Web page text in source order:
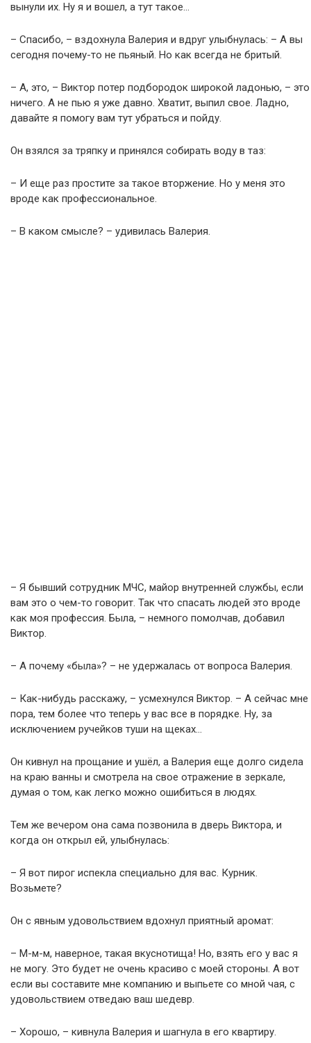
вынули их. Ну я и вошел, а тут такое…
– Спасибо, – вздохнула Валерия и вдруг улыбнулась: – А вы
сегодня почему-то не пьяный. Но как всегда не бритый.
– А, это, – Виктор потер подбородок широкой ладонью, – это
ничего. А не пью я уже давно. Хватит, выпил свое. Ладно,
давайте я помогу вам тут убраться и пойду.
Он взялся за тряпку и принялся собирать воду в таз:
– И еще раз простите за такое вторжение. Но у меня это
вроде как профессиональное.
– В каком смысле? – удивилась Валерия.
– Я бывший сотрудник МЧС, майор внутренней службы, если
вам это о чем-то говорит. Так что спасать людей это вроде
как моя профессия. Была, – немного помолчав, добавил
Виктор.
– А почему «была»? – не удержалась от вопроса Валерия.
– Как-нибудь расскажу, – усмехнулся Виктор. – А сейчас мне
пора, тем более что теперь у вас все в порядке. Ну, за
исключением ручейков туши на щеках…
Он кивнул на прощание и ушёл, а Валерия еще долго сидела
на краю ванны и смотрела на свое отражение в зеркале,
думая о том, как легко можно ошибиться в людях.
Тем же вечером она сама позвонила в дверь Виктора, и
когда он открыл ей, улыбнулась:
– Я вот пирог испекла специально для вас. Курник.
Возьмете?
Он с явным удовольствием вдохнул приятный аромат:
– М-м-м, наверное, такая вкуснотища! Но, взять его у вас я
не могу. Это будет не очень красиво с моей стороны. А вот
если вы составите мне компанию и выпьете со мной чая, с
удовольствием отведаю ваш шедевр.
– Хорошо, – кивнула Валерия и шагнула в его квартиру.